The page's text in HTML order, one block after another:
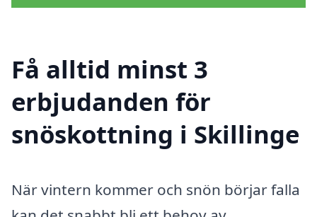
Få alltid minst 3
erbjudanden för
snöskottning i Skillinge
När vintern kommer och snön börjar falla